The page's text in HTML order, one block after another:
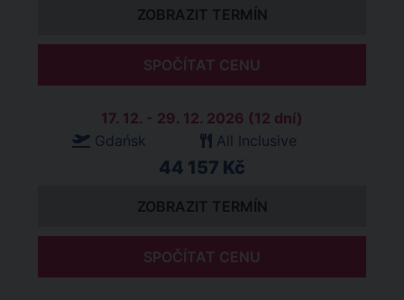
ZOBRAZIT TERMÍN
SPOČÍTAT CENU
17. 12. - 29. 12. 2026 (12 dní)
Gdańsk
All Inclusive
44 157 Kč
ZOBRAZIT TERMÍN
SPOČÍTAT CENU